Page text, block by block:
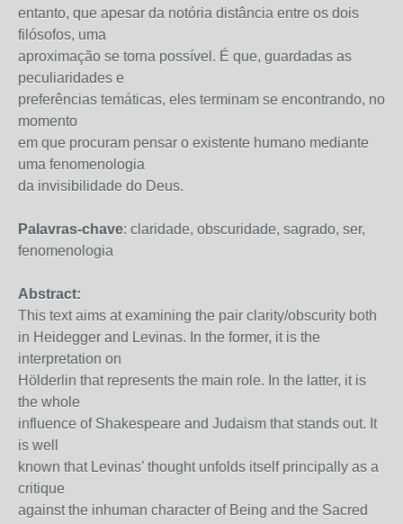
entanto, que apesar da notória distância entre os dois
filósofos, uma
aproximação se torna possível. É que, guardadas as
peculiaridades e
preferências temáticas, eles terminam se encontrando, no
momento
em que procuram pensar o existente humano mediante
uma fenomenologia
da invisibilidade do Deus.
Palavras-chave: claridade, obscuridade, sagrado, ser,
fenomenologia
Abstract:
This text aims at examining the pair clarity/obscurity both
in Heidegger and Levinas. In the former, it is the
interpretation on
Hölderlin that represents the main role. In the latter, it is
the whole
influence of Shakespeare and Judaism that stands out. It
is well
known that Levinas’ thought unfolds itself principally as a
critique
against the inhuman character of Being and the Sacred